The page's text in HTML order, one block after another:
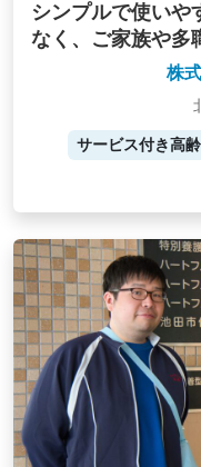
シンプルで使いや
なく、ご家族や多
株
サービス付き高